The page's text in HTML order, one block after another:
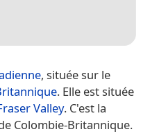
, située sur le
. Elle est située
Valley. C'est la
Colombie-Britannique.